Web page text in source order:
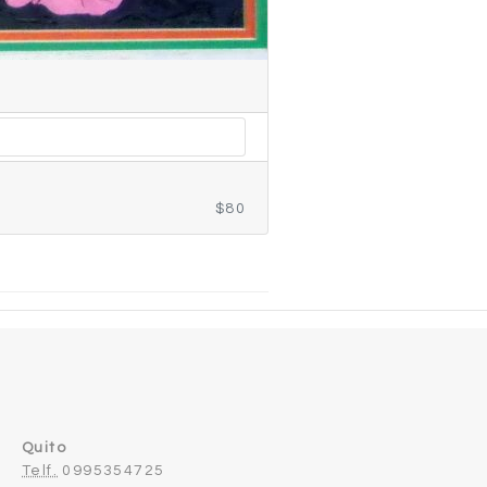
$80
Quito
Telf. 0995354725